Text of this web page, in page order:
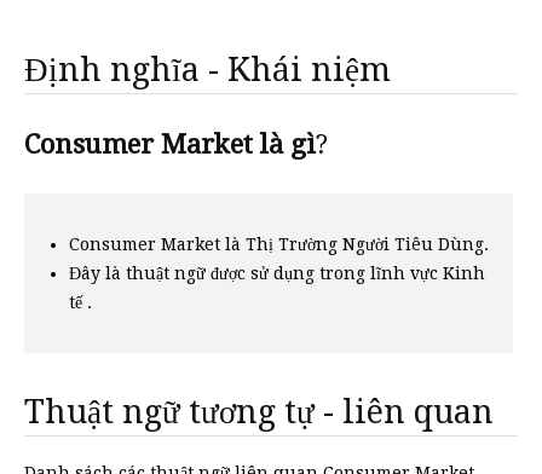
Định nghĩa - Khái niệm
Consumer Market là gì?
Consumer Market là Thị Trường Người Tiêu Dùng.
Đây là thuật ngữ được sử dụng trong lĩnh vực Kinh
tế .
Thuật ngữ tương tự - liên quan